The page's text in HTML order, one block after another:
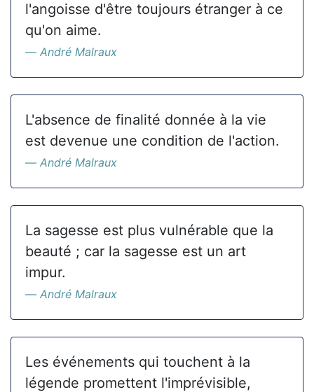
l'angoisse d'être toujours étranger à ce
qu'on aime.
André Malraux
L'absence de finalité donnée à la vie
est devenue une condition de l'action.
André Malraux
La sagesse est plus vulnérable que la
beauté ; car la sagesse est un art
impur.
André Malraux
Les événements qui touchent à la
légende promettent l'imprévisible,